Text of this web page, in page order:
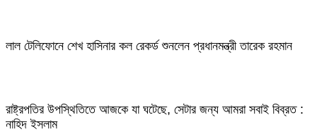
লাল টেলিফোনে শেখ হাসিনার কল রেকর্ড শুনলেন প্রধানমন্ত্রী তারেক রহমান
রাষ্ট্রপতির উপস্থিতিতে আজকে যা ঘটেছে, সেটার জন্য আমরা সবাই বিব্রত :
নাহিদ ইসলাম